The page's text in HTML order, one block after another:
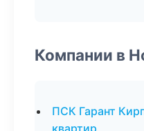
Компании в
ПСК Гарант
квартир